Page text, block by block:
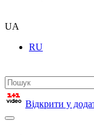
UA
RU
Відкрити у